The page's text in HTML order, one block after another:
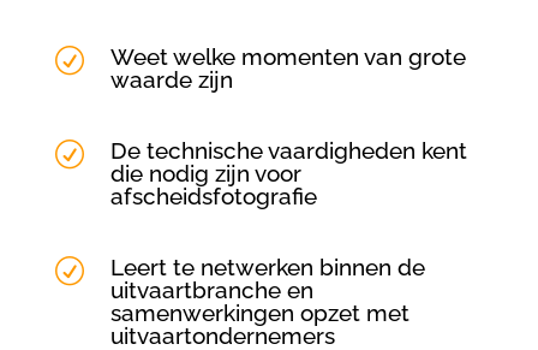
R
Weet welke momenten van grote
waarde zijn
R
De technische vaardigheden kent
die nodig zijn voor
afscheidsfotografie
R
Leert te netwerken binnen de
uitvaartbranche en
samenwerkingen opzet met
uitvaartondernemers